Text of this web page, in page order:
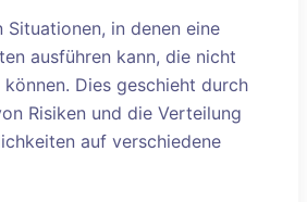
Situationen, in denen eine
ausführen kann, die nicht
Dies geschieht durch
Risiken und die Verteilung
auf verschiedene